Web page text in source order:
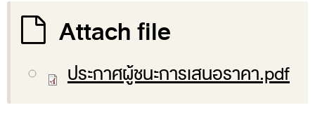
ผู้ช่วยผู้ว่าการตรวจเงินแผ่นดิน
ที่ปรึกษาประจำสำนักงาน
Attach file
ประกาศผู้ชนะการเสนอราคา.pdf